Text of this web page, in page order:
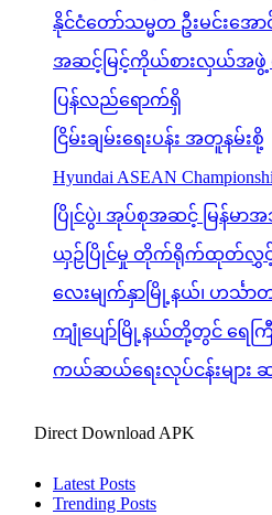
နိုင်ငံတော်သမ္မတ ဦးမင်းအေ
အဆင့်မြင့်ကိုယ်စားလှယ်အဖွဲ့ ထို
ပြန်လည်ရောက်ရှိ
ငြိမ်းချမ်းရေးပန်း အတူနမ်းစို့
Hyundai ASEAN
ပြိုင်ပွဲ၊ အုပ်စုအဆင့် မြန်မာ
ယှဉ်ပြိုင်မှု တိုက်ရိုက်ထုတ်လွှ
လေးမျက်နှာမြို့နယ်၊ ဟင်္သ
ကျုံပျော်မြို့နယ်တို့တွင် ရေကြီ
ကယ်ဆယ်ရေးလုပ်ငန်းမျာ
Direct Download APK
Latest Posts
Trending Posts